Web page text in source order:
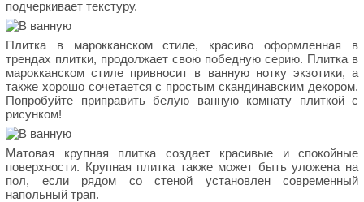
подчеркивает текстуру.
Плитка в марокканском стиле, красиво оформленная в
трендах плитки, продолжает свою победную серию. Плитка в
марокканском стиле привносит в ванную нотку экзотики, а
также хорошо сочетается с простым скандинавским декором.
Попробуйте приправить белую ванную комнату плиткой с
рисунком!
Матовая крупная плитка создает красивые и спокойные
поверхности. Крупная плитка также может быть уложена на
пол, если рядом со стеной установлен современный
напольный трап.